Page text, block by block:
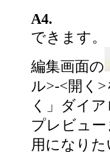
A4.
できます。
編集画面の
ル>-<開く
く」ダイ
プレビュ
用になり